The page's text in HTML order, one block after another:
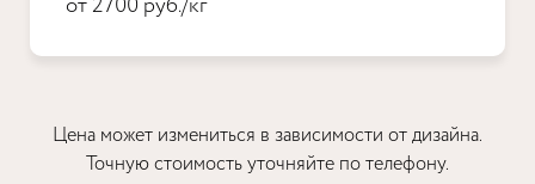
Цена может измениться в зависимости от дизайна.
Точную стоимость уточняйте по телефону.